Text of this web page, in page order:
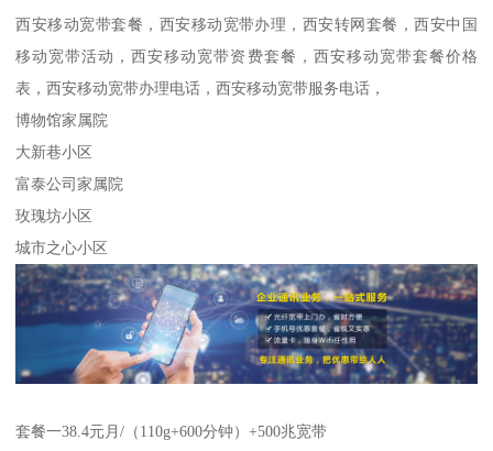
西安移动宽带套餐，西安移动宽带办理，西安转网套餐，西安中国
移动宽带活动，西安移动宽带资费套餐，西安移动宽带套餐价格
表，西安移动宽带办理电话，西安移动宽带服务电话，
博物馆家属院
大新巷小区
富泰公司家属院
玫瑰坊小区
城市之心小区
套餐一38.4元月/（110g+600分钟）+500兆宽带